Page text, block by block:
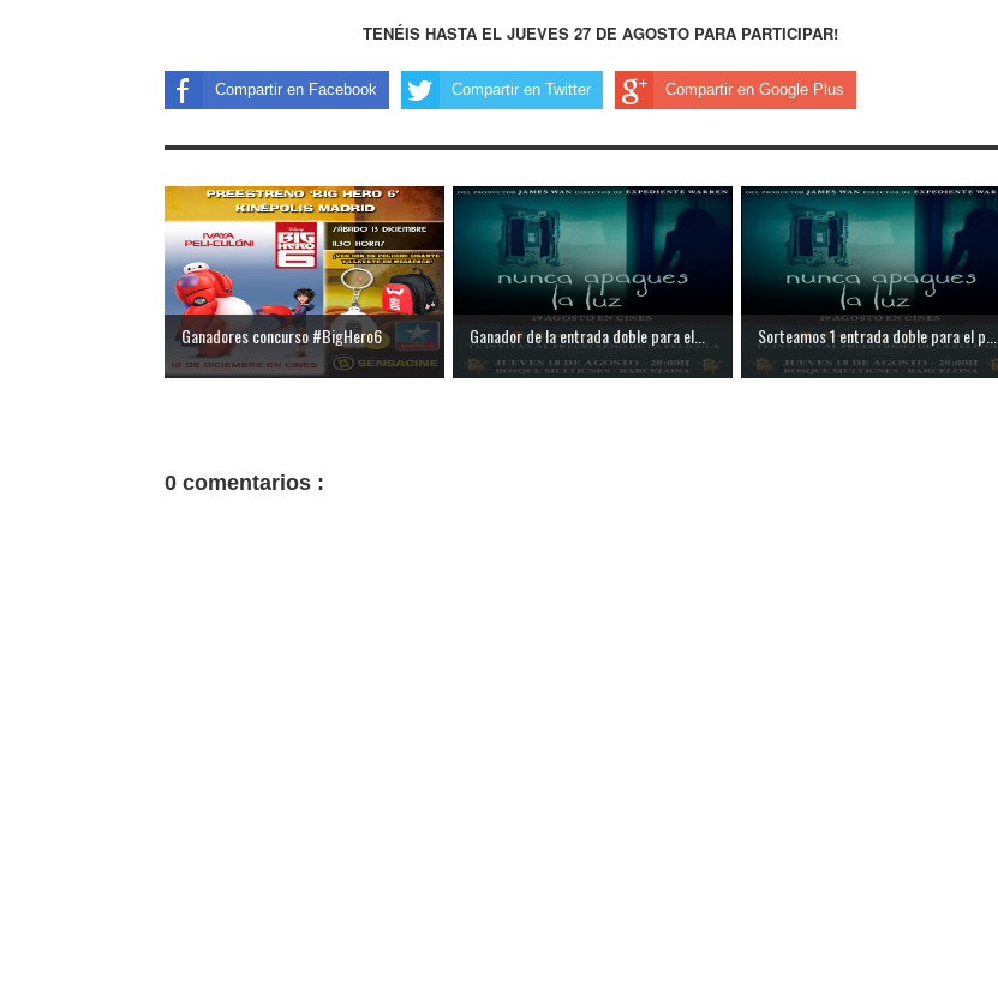
TENÉIS HASTA EL JUEVES 27 DE AGOSTO PARA PARTICIPAR!
Compartir en Facebook Compartir en Twitter Compartir en Google Plus
Ganadores concurso #BigHero6 Ganador de la entrada doble para el... Sorteamos 1 entrada doble para el p...
0 comentarios :